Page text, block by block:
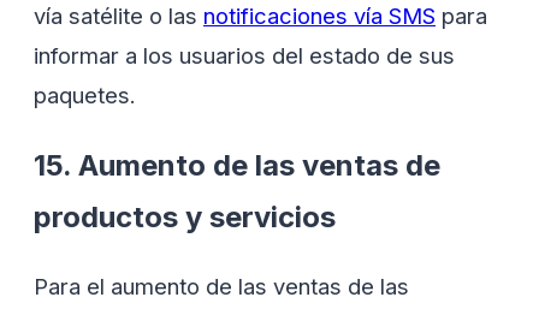
vía satélite o las notificaciones vía SMS para
informar a los usuarios del estado de sus
paquetes.
15. Aumento de las ventas de
productos y servicios
Para el aumento de las ventas de las